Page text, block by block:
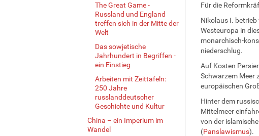
The Great Game -
Russland und England
treffen sich in der Mitte der
Welt
Das sowjetische
Jahrhundert in Begriffen -
ein Einstieg
Arbeiten mit Zeittafeln:
250 Jahre
russlanddeutscher
Geschichte und Kultur
China – ein Imperium im
Wandel
Für die
Nikolaus I.
Westeuropa in
monarchisch-
niederschlug.
Auf Kosten
Schwarzem Meer
europäischen
Hinter dem
Mittelmeer
von der
(Panslawismus).